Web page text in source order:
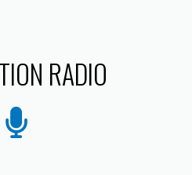
RADIO